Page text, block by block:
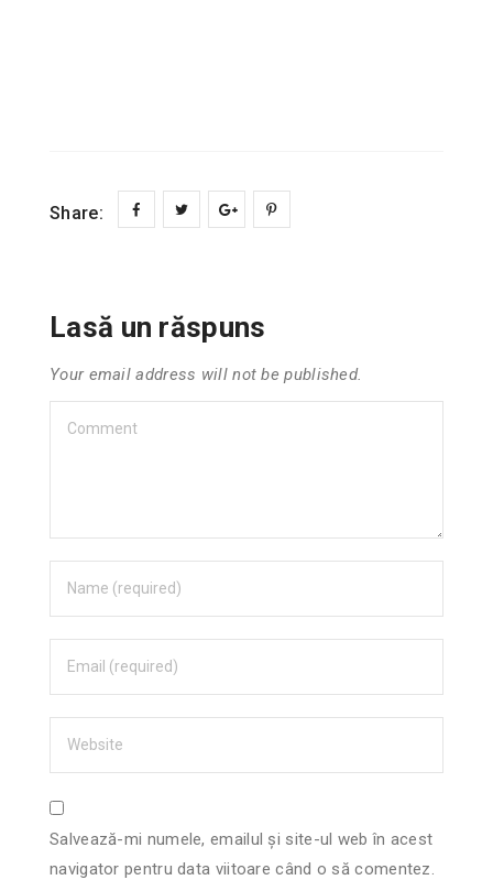
Share:
Lasă un răspuns
Your email address will not be published.
Salvează-mi numele, emailul și site-ul web în acest
navigator pentru data viitoare când o să comentez.